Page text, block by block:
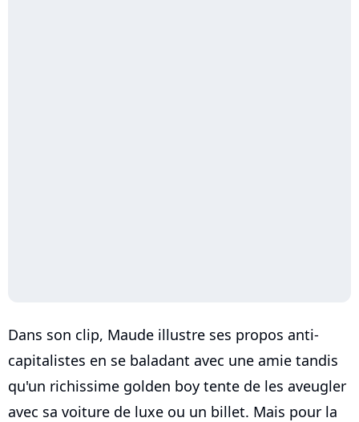
Dans son clip, Maude illustre ses propos anti-
capitalistes en se baladant avec une amie tandis
qu'un richissime golden boy tente de les aveugler
avec sa voiture de luxe ou un billet. Mais pour la